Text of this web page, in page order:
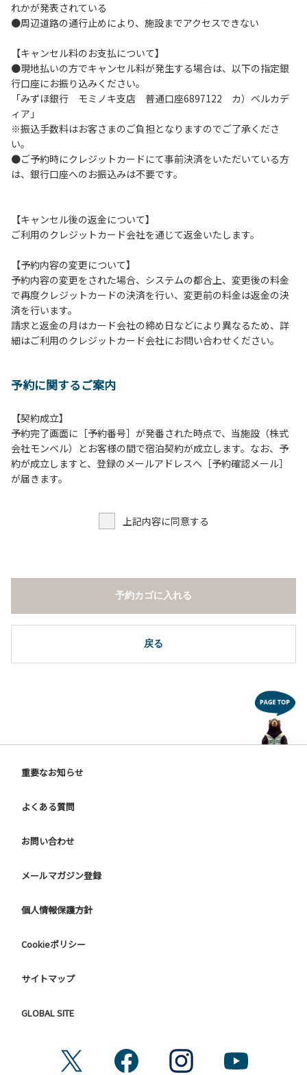
ミは持ち帰りお願いします。
６．BBQ及び焚火台の灰につきましては鎮火を確認した上で
７．暴力団等反社会勢力及びその関係者ならびに公共の秩
序、善良の風俗に反する恐れのある場合には、ご利用をお断
りいたします。
８．不可抗力以外の事由により建造物、家具、備品、その他
の物品を損傷、紛失、汚染させた場合には、相当額を弁償し
ていただくことがあります。
９．当キャンプ場内（駐車場を含む）での事故や盗難などに
つきましては、一切の責任を負いかねます。
１０．車中で宿泊される場合は、必ずエンジンを停止してく
の間車輌移動はご遠慮ください。
１２．レンタル品は管理棟に返却してください。
宿泊可能なサイトは除く）
１４．キャンプ場内に喫煙所はございません。他のお客様の
ご迷惑にならないようにご配慮願います。
【当キャンプ場での禁止事項】
１．花火（手持ちや打ち上げなど全て）。
３．硬いボールでの球技。（野球、キャッチボール・サッカ
４．大きな音で音楽や楽器などを鳴らす行為。（ 但し貸切イ
ベントは除く）
５．発電機の使用。（但し貸切イベントは除く）
６．申込みされたサイト以外のサイトの利用や共用部（シャ
ワー棟、水道など）の占有行為。
８．その他 周りに迷惑となるような行為（夜間の大声での談
１．全室禁煙です。
２．動物（ペット類）の同伴はご遠慮願います。
３．備品の持ち出しはしないでください。
４．ご訪問客と常設テント内での面会はご遠慮願います。
れかが発表されている
●周辺道路の通行止めにより、施設までアクセスできない
【キャンセル料のお支払について】
●現地払いの方でキャンセル料が発生する場合は、以下の指定銀
行口座にお振り込みください。
「みずほ銀行 モミノキ支店 普通口座6897122 カ）ベルカデ
ィア」
※振込手数料はお客さまのご負担となりますのでご了承くださ
い。
●ご予約時にクレジットカードにて事前決済をいただいている方
は、銀行口座へのお振込みは不要です。
【キャンセル後の返金について】
ご利用のクレジットカード会社を通じて返金いたします。
【予約内容の変更について】
予約内容の変更をされた場合、システムの都合上、変更後の料金
で再度クレジットカードの決済を行い、変更前の料金は返金の決
済を行います。
請求と返金の月はカード会社の締め日などにより異なるため、詳
細はご利用のクレジットカード会社にお問い合わせください。
予約に関するご案内
【契約成立】
予約完了画面に［予約番号］が発番された時点で、当施設（株式
会社モンベル）とお客様の間で宿泊契約が成立します。なお、予
約が成立しますと、登録のメールアドレスへ［予約確認メール］
が届きます。
上記内容に同意する
戻る
予約カゴに入れる
重要なお知らせ
よくある質問
お問い合わせ
メールマガジン登録
個人情報保護方針
Cookieポリシー
サイトマップ
GLOBAL SITE